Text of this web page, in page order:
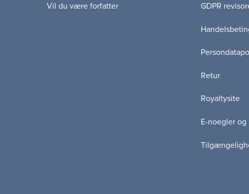
Vil du være forfatter GDPR
Retur
Royaltysite
E-noegler og